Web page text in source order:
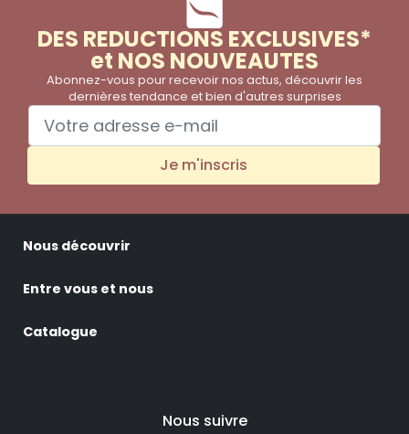
DES REDUCTIONS EXCLUSIVES*
et NOS NOUVEAUTES
Abonnez-vous pour recevoir nos actus, découvrir les
dernières tendance et bien d'autres surprises
Je m'inscris
Nous découvrir
Entre vous et nous
Catalogue
Nous suivre